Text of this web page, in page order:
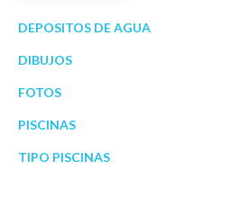
DEPOSITOS DE AGUA
DIBUJOS
FOTOS
PISCINAS
TIPO PISCINAS